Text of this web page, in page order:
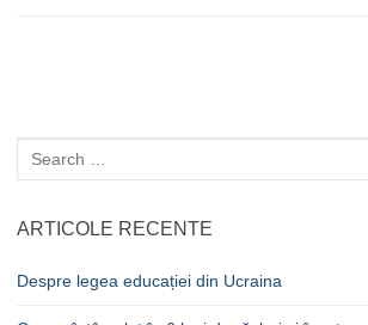
Caută
după:
ARTICOLE RECENTE
Despre legea educației din Ucraina